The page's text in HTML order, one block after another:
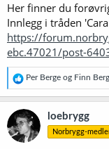
Her finner du
Innlegg i tråden
https://
ebc.47021/post-
R
e
a
k
s
j
o
Per Berge og Finn
loebrygg
Norbrygg-